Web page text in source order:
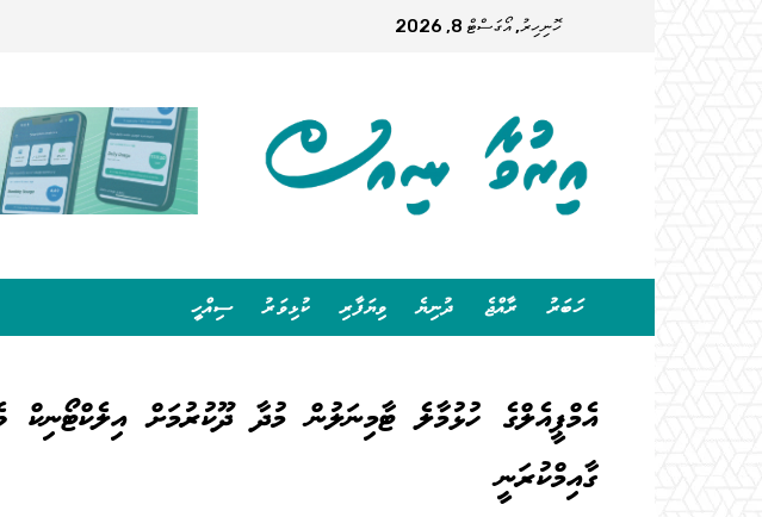
ހޮނިހިރު, އޯގަސްޓް 8, 2026
ހަބަރު ރާއްޖެ ދުނިޔެ ވިޔަފާރި ކުޅިވަރު ސިއްހީ
އެމްޕީއެލްގެ ހުޅުމާލެ ޓާމިނަލުން މުދާ ދޫކުރުމަށް އިލެކްޓޯނިކް
ގާއިމްކުރަނީ